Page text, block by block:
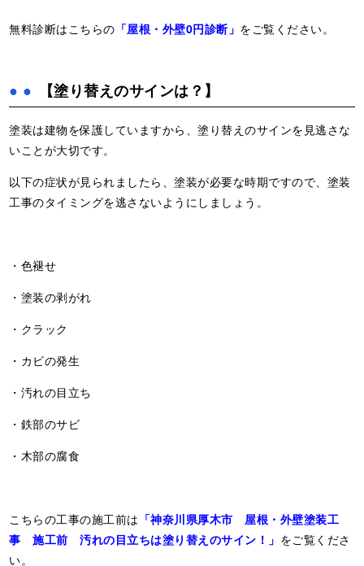
無料診断はこちらの 「屋根・外壁0円診断」 をご覧ください。
【塗り替えのサインは？】
塗装は建物を保護していますから、塗り替えのサインを見逃さな
いことが大切です。
以下の症状が見られましたら、塗装が必要な時期ですので、塗装
工事のタイミングを逃さないようにしましょう。
・色褪せ
・塗装の剥がれ
・クラック
・カビの発生
・汚れの目立ち
・鉄部のサビ
・木部の腐食
こちらの工事の施工前は 「神奈川県厚木市 屋根・外壁塗装工
事 施工前 汚れの目立ちは塗り替えのサイン！」 をご覧くださ
い。